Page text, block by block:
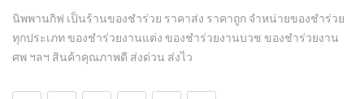
นิพพานกิฟ เป็นร้านของชำร่วย ราคาส่ง ราคาถูก จำหน่ายของชำร่วย
ทุกประเภท ของชำร่วยงานแต่ง ของชำร่วยงานบวช ของชำร่วยงาน
ศพ ฯลฯ สินค้าคุณภาพดี ส่งด่วน ส่งไว